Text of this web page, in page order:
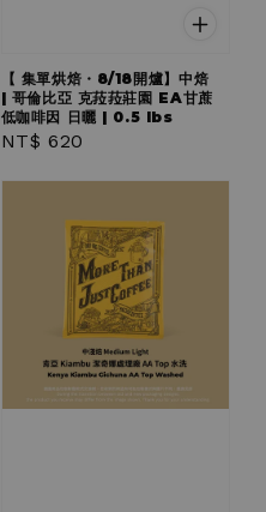
【 集單烘焙・8/18開爐】中焙
| 哥倫比亞 克菈菈莊園 EA甘蔗
低咖啡因 日曬 | 0.5 lbs
Regular
NT$ 620